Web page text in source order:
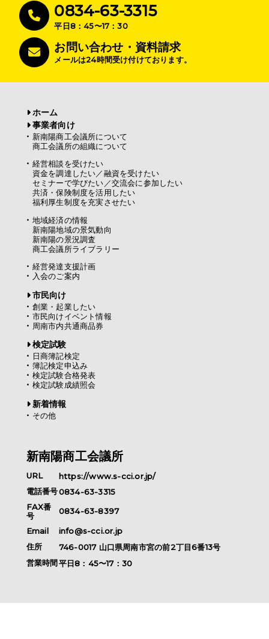
0834-63-3315
平日8：45〜17：30
お問い合わせ・資料請求
メールは24時間受け付けております。
ホーム
事業者向け
新南陽商工会議所について
商工会議所の組織について
経営相談を受けたい
資金を調達したい／融資を受けたい
セミナーで学びたい／交流会に参加したい
共済・保険制度を活用したい
福利厚生制度を充実させたい
地域経済の情報
新南陽地域の景気動向
新南陽の景況調査
商工会議所ライブラリー
経営発達支援計画
入会のご案内
市民向け
創業・起業したい
市民向けイベント情報
周南市内共通商品券
検定試験
日商簿記検定
簿記検定申込み
検定試験合格発表
検定試験成績照会
新着情報
その他
新南陽商工会議所
URL
https://www.s-cci.or.jp/
電話番号0834-63-3315
FAX番
号
0834-63-8397
Email
info@s-cci.or.jp
住所
746-0017山口県周南市宮の前2丁目6番13号
営業時間平日8：45〜17：30